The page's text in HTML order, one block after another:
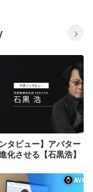
タビュー】アバター
化させる【石黒浩】